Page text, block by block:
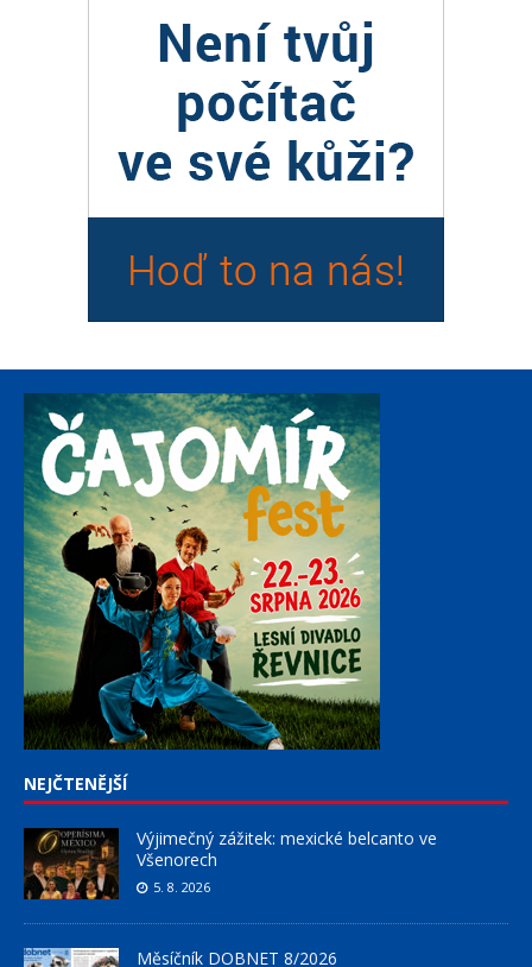
NEJČTENĚJŠÍ
Výjimečný zážitek: mexické belcanto ve
Všenorech
5. 8. 2026
Měsíčník DOBNET 8/2026